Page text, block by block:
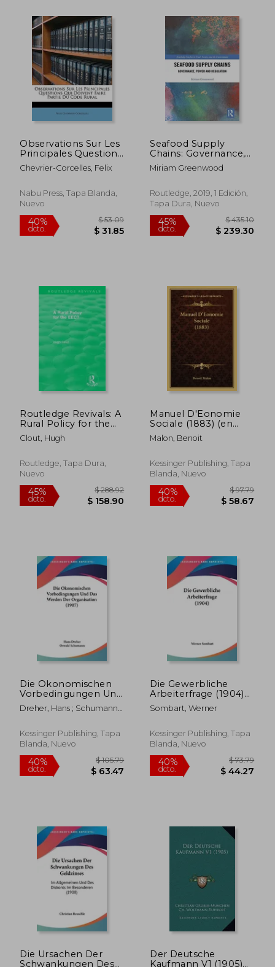
40%
dcto. $ 49.07
40%
dcto.
Observations Sur Les
Principales Questions
Qui Doivent Faire
Partie Du Code Rural
Chevrier-Corcelles, Felix
Nabu Press, Tapa Blanda,
Nuevo
40%
Seafood Supply
Chains: Governance,
Power and
Regulation
Food, Society and the
Environment) (en
Miriam Greenwood
Routledge, 2019, 1 Edición,
Tapa Dura, Nuevo
45%
dcto.
Routledge Revivals: A
Rural Policy for the
EEC (1984) (en Inglés)
Clout, Hugh
Routledge, Tapa Dura,
Nuevo
Manuel D'Eonomie
Sociale (1883) (en
Francés)
Malon, Benoit
Kessinger Publishing, Tapa
Blanda, Nuevo
Die Okonomischen
Vorbedingungen Und
Das Werden Der
Organisation (1907)
Dreher, Hans ; Schumann,
Kessinger Publishing, Tapa
Blanda, Nuevo
Die Gewerbliche
Arbeiterfrage (1904)
(en Alemán)
Sombart, Werner
Kessinger Publishing, Tapa
Blanda, Nuevo
Die Ursachen Der
Schwankungen Des
Der Deutsche
Kaufmann V1 (1905)